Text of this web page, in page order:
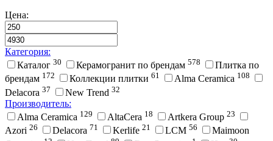
Цена:
Категория:
Каталог 30 Керамогранит по брендам 578
Плитка по
брендам 172 Коллекции плитки 61 Alma Ceramica 108
Delacora 37 New Trend 32
Производитель:
Alma Ceramica 129 AltaCera 18 Artkera Group 23
Azori 26 Delacora 71 Kerlife 21 LCM 56
Maimoon